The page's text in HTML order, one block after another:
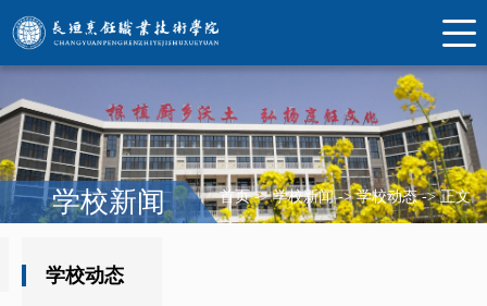
首页 -> 学校新闻 -> 学校动态 -> 正文
学校新闻
学校动态